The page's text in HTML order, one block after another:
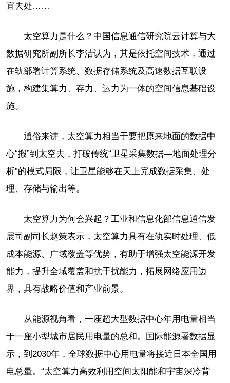
宜去处……
太空算力是什么？中国信息通信研究院云计算与大
数据研究所副所长李洁认为，其是依托空间技术，通过
在轨部署计算系统、数据存储系统及高速数据互联设
施，构建集算力、存力、运力为一体的空间信息基础设
施。
通俗来讲，太空算力相当于要把原来地面的数据中
心“搬”到太空去，打破传统“卫星采集数据—地面处理分
析”的模式局限，让卫星能够在天上完成数据采集、处
理、存储与输出等。
太空算力为何会兴起？工业和信息化部信息通信发
展司副司长赵策表示，太空算力具有在轨实时处理、低
成本能源、广域覆盖等优势，有助于增强太空能源开发
能力，提升全域覆盖和抗干扰能力，拓展网络应用边
界，具有战略价值和产业前景。
从能源视角看，一座超大型数据中心年用电量相当
于一座小型城市居民用电量的总和。国际能源署数据显
示，到2030年，全球数据中心用电量将接近日本全国用
电总量。“太空算力高效利用空间太阳能和宇宙深冷背